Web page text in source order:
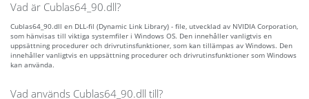
Vad är Cublas64_90.dll?
Cublas64_90.dll en DLL-fil (Dynamic Link Library) - file, utvecklad av NVIDIA Corporation,
som hänvisas till viktiga systemfiler i Windows OS. Den innehåller vanligtvis en
uppsättning procedurer och drivrutinsfunktioner, som kan tillämpas av Windows. Den
innehåller vanligtvis en uppsättning procedurer och drivrutinsfunktioner som Windows
kan använda.
Vad används Cublas64_90.dll till?